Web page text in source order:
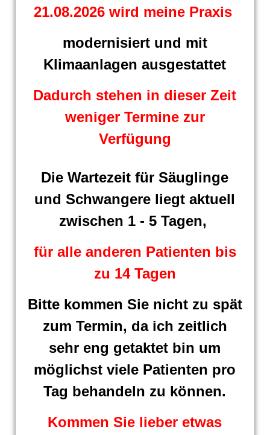
21.08.2026 wird meine Praxis
modernisiert und mit
Klimaanlagen ausgestattet
Dadurch stehen in dieser Zeit
weniger Termine zur
Verfügung
Die Wartezeit für Säuglinge
und Schwangere liegt aktuell
zwischen 1 - 5 Tagen,
für alle anderen Patienten bis
zu 14 Tagen
Bitte kommen Sie nicht zu spät
zum Termin, da ich zeitlich
sehr eng getaktet bin um
möglichst viele Patienten pro
Tag behandeln zu können.
Kommen Sie lieber etwas